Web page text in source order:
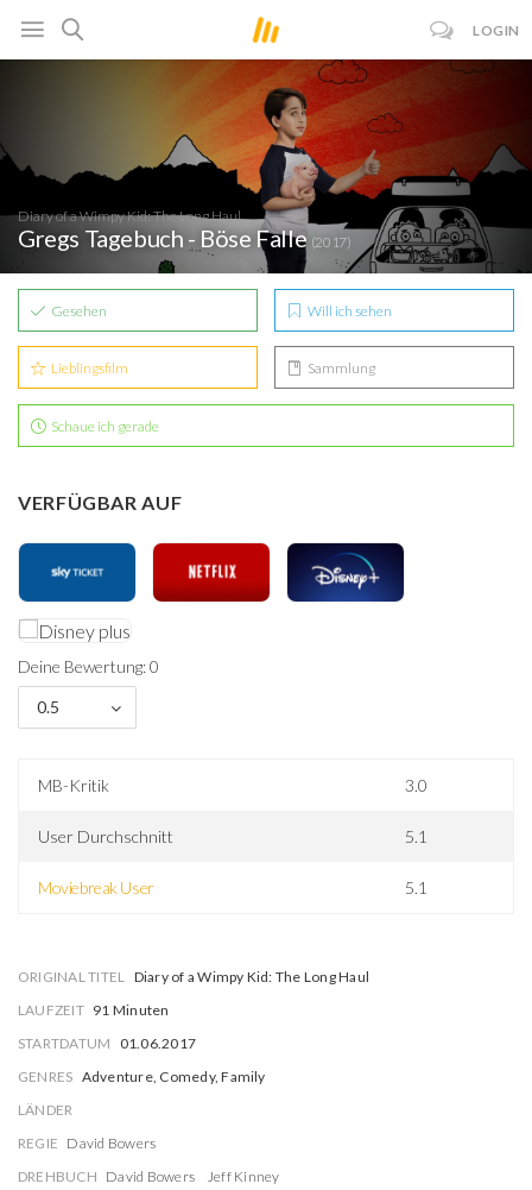
LOGIN
Diary of a Wimpy Kid: The Long Haul
Gregs Tagebuch - Böse Falle(2017)
Gesehen Will ich sehen
Lieblingsfilm Sammlung
Schaue ich gerade
VERFÜGBAR AUF
Deine Bewertung: 0
0.5
MB-Kritik 3.0
User Durchschnitt 5.1
Moviebreak User 5.1
ORIGINAL TITEL Diary of a Wimpy Kid: The Long Haul
LAUFZEIT 91 Minuten
STARTDATUM
01.06.2017
GENRES Adventure, Comedy, Family
LÄNDER
REGIE David Bowers
DREHBUCH David Bowers
Jeff Kinney